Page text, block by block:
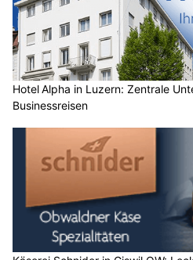
Hotel Alpha in Luzern: Zentrale
Businessreisen